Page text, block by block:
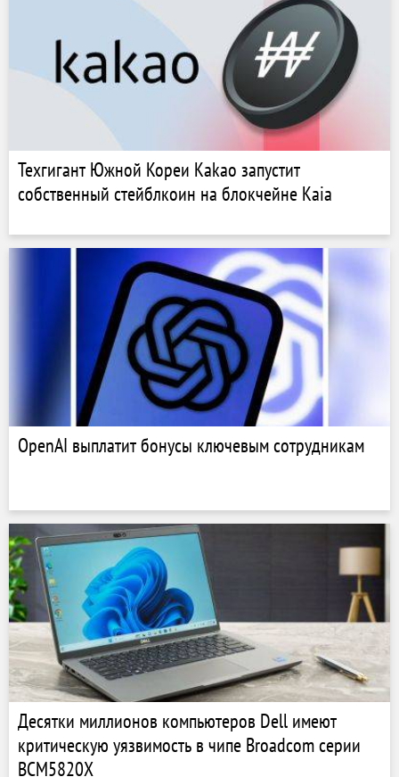
Техгигант Южной Кореи Kakao запустит
собственный стейблкоин на блокчейне Kaia
OpenAI выплатит бонусы ключевым сотрудникам
Десятки миллионов компьютеров Dell имеют
критическую уязвимость в чипе Broadcom серии
BCM5820X